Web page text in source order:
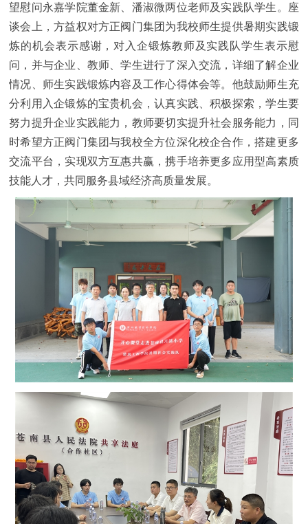
望慰问永嘉学院董金新、潘淑微两位老师及实践队学生 。
座
谈会上，方益权对方正阀门集团为我校师生提供暑期实践锻
炼的机会表示感谢，对 入企锻炼教师及实践队学生表示慰
问，并与企业、教师、学生进行了深入交流 ， 详细了解企业
情况、 师生实践锻炼内容 及 工作心得体会等。 他鼓励师生充
分利用入企锻炼的宝贵机会，认真实践 、积极探索，学生要
努力提升企业实践能力 ， 教师要切实提升社会服务能力 ， 同
时希望方正阀门集团与我校全方位深化校企合作，搭建更多
交流平台 ， 实现双方互惠共赢，携手培养更多应用型高素质
技能 人才，共同 服务县域经济高质量发展。